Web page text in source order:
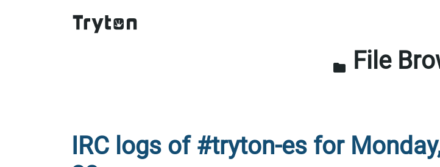
folder File
IRC logs of #tryton-es for